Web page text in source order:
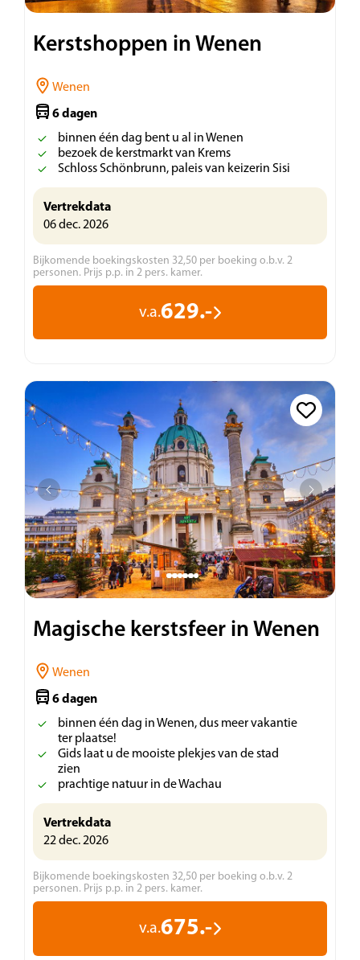
Kerstshoppen in Wenen
Wenen
6 dagen
binnen één dag bent u al in Wenen
bezoek de kerstmarkt van Krems
Schloss Schönbrunn, paleis van keizerin Sisi
Vertrekdata
06 dec. 2026
Bijkomende boekingskosten 32,50 per boeking o.b.v. 2
personen. Prijs p.p. in 2 pers. kamer.
v.a.629.-
Magische kerstsfeer in Wenen
Wenen
6 dagen
binnen één dag in Wenen, dus meer vakantie
ter plaatse!
Gids laat u de mooiste plekjes van de stad
zien
prachtige natuur in de Wachau
Vertrekdata
22 dec. 2026
Bijkomende boekingskosten 32,50 per boeking o.b.v. 2
personen. Prijs p.p. in 2 pers. kamer.
v.a.675.-